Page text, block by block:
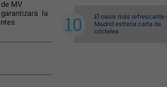
MV
garantizará la
El oasis más refrescante
Madrid estrena carta de
cócteles